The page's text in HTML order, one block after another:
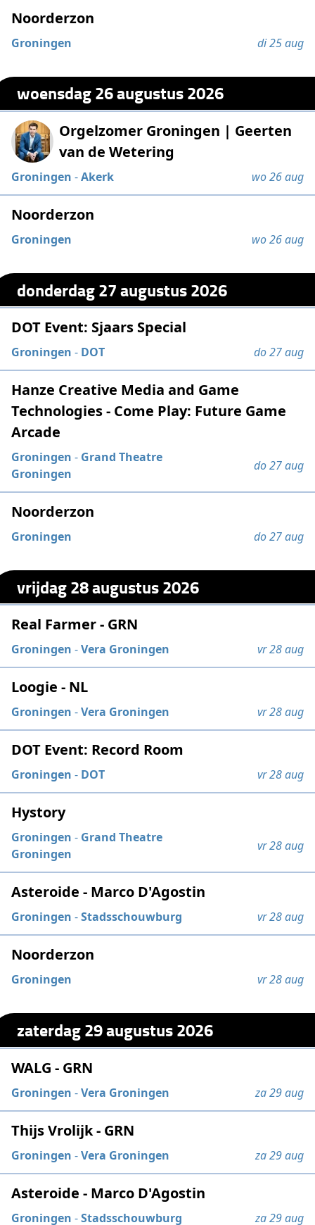
Noorderzon
Groningen di 25 aug
woensdag 26 augustus 2026
Orgelzomer Groningen | Geerten
van de Wetering
Groningen -Akerk wo 26 aug
Noorderzon
Groningen wo 26 aug
donderdag 27 augustus 2026
DOT Event: Sjaars Special
Groningen - DOT do 27 aug
Hanze Creative Media and Game
Technologies - Come Play: Future Game
Arcade
Groningen - Grand Theatre
Groningen
do 27 aug
Noorderzon
Groningen do 27 aug
vrijdag 28 augustus 2026
Real Farmer - GRN
Groningen -Vera Groningen vr 28 aug
Loogie - NL
Groningen -Vera Groningen vr 28 aug
DOT Event: Record Room
Groningen - DOT vr 28 aug
Hystory
Groningen - Grand Theatre
Groningen
vr 28 aug
Asteroide - Marco D'Agostin
Groningen -Stadsschouwburg vr 28 aug
Noorderzon
Groningen vr 28 aug
zaterdag 29 augustus 2026
WALG - GRN
Groningen -Vera Groningen za 29 aug
Thijs Vrolijk - GRN
Groningen -Vera Groningen za 29 aug
Asteroide - Marco D'Agostin
Groningen -Stadsschouwburg za 29 aug